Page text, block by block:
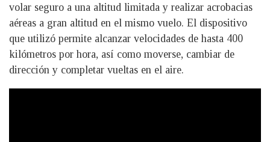
volar seguro a una altitud limitada y realizar acrobacias
aéreas a gran altitud en el mismo vuelo. El dispositivo
que utilizó permite alcanzar velocidades de hasta 400
kilómetros por hora, así como moverse, cambiar de
dirección y completar vueltas en el aire.